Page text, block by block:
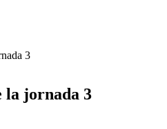
3
la jornada 3